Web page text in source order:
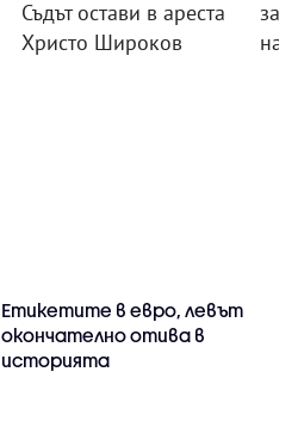
Съдът остави в ареста
Христо Широков
на
Етикетите в евро, левът
окончателно отива в
историята